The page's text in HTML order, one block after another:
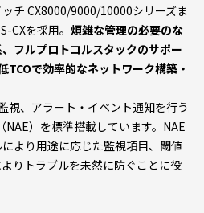
チ CX8000/9000/10000シリーズま
CXを採用。 煩雑な管理の必要のな
フルプロトコルスタックのサポー
TCOで効率的なネットワーク構築・
視、アラート・イベント通知を行う
）を標準搭載しています。NAE
より用途に応じた監視項目、閾値
りトラブルを未然に防ぐことに役